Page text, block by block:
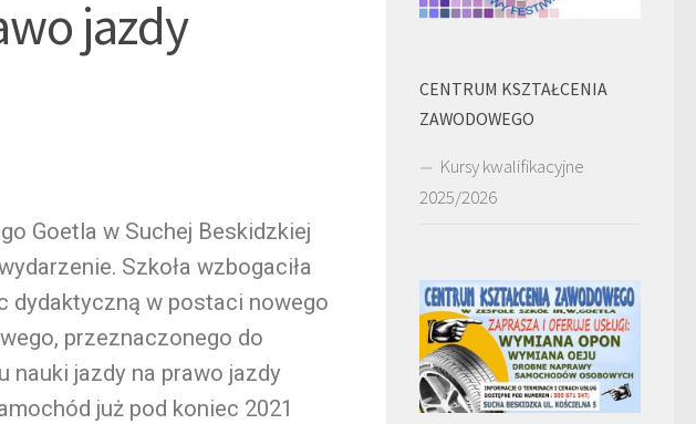
jazdy
Goetla w Suchej Beskidzkiej
Szkoła wzbogaciła
dydaktyczną w postaci nowego
przeznaczonego do
nauki jazdy na prawo jazdy
już pod koniec 2021
CENTRUM KSZTAŁCENIA
ZAWODOWEGO
Kursy kwalifikacyjne
2025/2026